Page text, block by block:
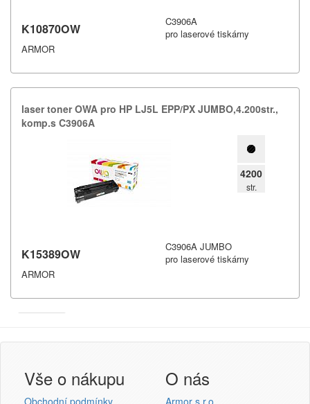
K10870OW
ARMOR
C3906A
pro laserové tiskárny
laser toner OWA pro HP LJ5L EPP/​PX JUMBO,​4.​200str.​,​
komp.​s C3906A
4200
str.
K15389OW
ARMOR
C3906A JUMBO
pro laserové tiskárny
Přihlášení uživatele
Vše o nákupu O nás